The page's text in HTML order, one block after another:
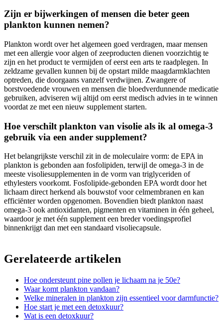
Zijn er bijwerkingen of mensen die beter geen
plankton kunnen nemen?
Plankton wordt over het algemeen goed verdragen, maar mensen
met een allergie voor algen of zeeproducten dienen voorzichtig te
zijn en het product te vermijden of eerst een arts te raadplegen. In
zeldzame gevallen kunnen bij de opstart milde maagdarmklachten
optreden, die doorgaans vanzelf verdwijnen. Zwangere of
borstvoedende vrouwen en mensen die bloedverdunnende medicatie
gebruiken, adviseren wij altijd om eerst medisch advies in te winnen
voordat ze met een nieuw supplement starten.
Hoe verschilt plankton van visolie als ik al omega-3
gebruik via een ander supplement?
Het belangrijkste verschil zit in de moleculaire vorm: de EPA in
plankton is gebonden aan fosfolipiden, terwijl de omega-3 in de
meeste visoliesupplementen in de vorm van triglyceriden of
ethylesters voorkomt. Fosfolipide-gebonden EPA wordt door het
lichaam direct herkend als bouwstof voor celmembranen en kan
efficiënter worden opgenomen. Bovendien biedt plankton naast
omega-3 ook antioxidanten, pigmenten en vitaminen in één geheel,
waardoor je met één supplement een breder voedingsprofiel
binnenkrijgt dan met een standaard visoliecapsule.
Gerelateerde artikelen
Hoe ondersteunt pine pollen je lichaam na je 50e?
Waar komt plankton vandaan?
Welke mineralen in plankton zijn essentieel voor darmfunctie?
Hoe start je met een detoxkuur?
Wat is een detoxkuur?